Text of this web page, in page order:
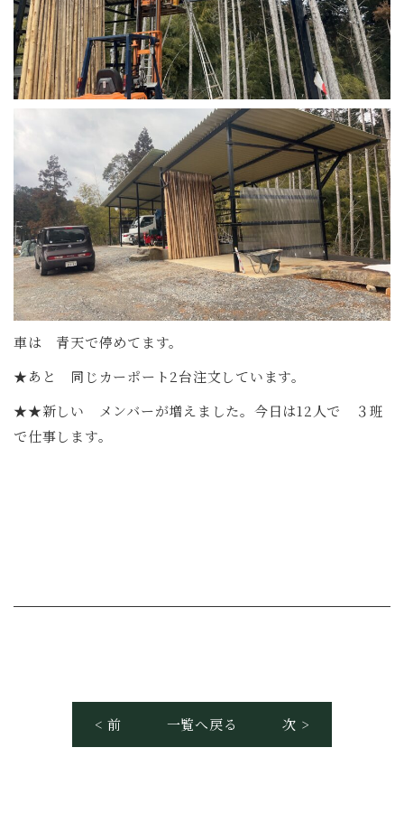
車は 青天で停めてます。
★あと 同じカーポート2台注文しています。
★★新しい メンバーが増えました。今日は12人で ３班
で仕事します。
< 前 一覧へ戻る 次 >